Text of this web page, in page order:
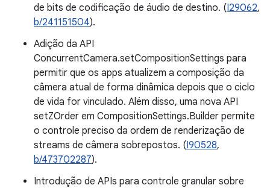
de bits de codificação de áudio de destino. (I29062,
b/241151504).
Adição da API
ConcurrentCamera.setCompositionSettings para
permitir que os apps atualizem a composição da
câmera atual de forma dinâmica depois que o ciclo
de vida for vinculado. Além disso, uma nova API
setZOrder em CompositionSettings.Builder permite
o controle preciso da ordem de renderização de
streams de câmera sobrepostos. (I90528,
b/473702287).
Introdução de APIs para controle granular sobre